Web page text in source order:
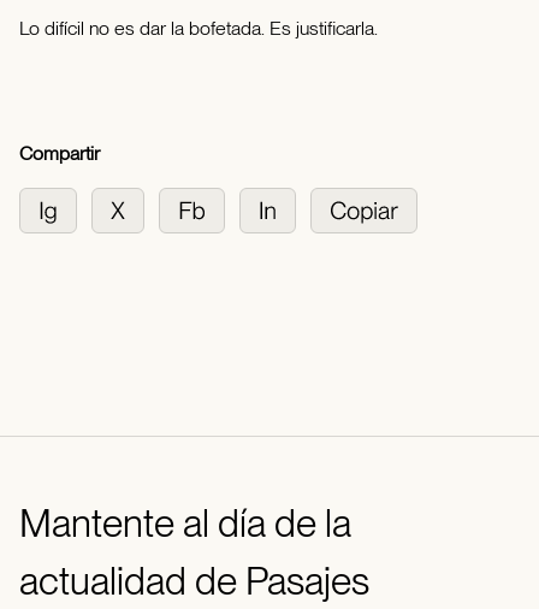
Lo difícil no es dar la bofetada. Es justificarla.
Compartir
Mantente al día de la
actualidad de Pasajes